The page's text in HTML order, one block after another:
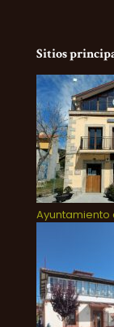
Sitios
Ayuntamiento